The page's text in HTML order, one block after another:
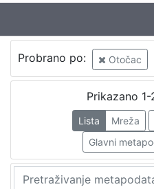
Probrano po: Otočac
Prikazano
Lista Mreža
Glavni